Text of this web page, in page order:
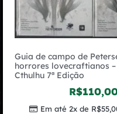
Guia de campo de
horrores lovecraftianos
Cthulhu 7ª Edição
R$
Em até 2x de R$